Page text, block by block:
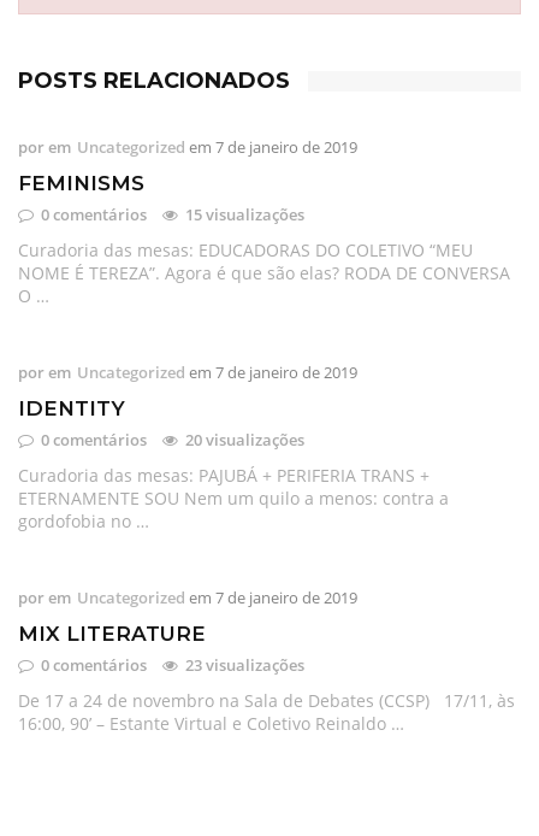
POSTS RELACIONADOS
porem Uncategorized em 7 de janeiro de 2019
FEMINISMS
0 comentários 15 visualizações
Curadoria das mesas: EDUCADORAS DO COLETIVO “MEU
NOME É TEREZA”. Agora é que são elas? RODA DE CONVERSA
O …
porem Uncategorized em 7 de janeiro de 2019
IDENTITY
0 comentários 20 visualizações
Curadoria das mesas: PAJUBÁ + PERIFERIA TRANS +
ETERNAMENTE SOU Nem um quilo a menos: contra a
gordofobia no …
porem Uncategorized em 7 de janeiro de 2019
MIX LITERATURE
0 comentários 23 visualizações
De 17 a 24 de novembro na Sala de Debates (CCSP) 17/11, às
16:00, 90’ – Estante Virtual e Coletivo Reinaldo …